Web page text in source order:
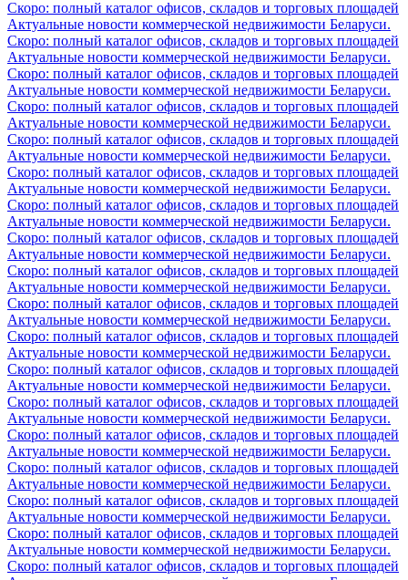
Скоро: полный каталог офисов, складов и торговых площадей
Актуальные новости коммерческой недвижимости Беларуси.
Скоро: полный каталог офисов, складов и торговых площадей
Актуальные новости коммерческой недвижимости Беларуси.
Скоро: полный каталог офисов, складов и торговых площадей
Актуальные новости коммерческой недвижимости Беларуси.
Скоро: полный каталог офисов, складов и торговых площадей
Актуальные новости коммерческой недвижимости Беларуси.
Скоро: полный каталог офисов, складов и торговых площадей
Актуальные новости коммерческой недвижимости Беларуси.
Скоро: полный каталог офисов, складов и торговых площадей
Актуальные новости коммерческой недвижимости Беларуси.
Скоро: полный каталог офисов, складов и торговых площадей
Актуальные новости коммерческой недвижимости Беларуси.
Скоро: полный каталог офисов, складов и торговых площадей
Актуальные новости коммерческой недвижимости Беларуси.
Скоро: полный каталог офисов, складов и торговых площадей
Актуальные новости коммерческой недвижимости Беларуси.
Скоро: полный каталог офисов, складов и торговых площадей
Актуальные новости коммерческой недвижимости Беларуси.
Скоро: полный каталог офисов, складов и торговых площадей
Актуальные новости коммерческой недвижимости Беларуси.
Скоро: полный каталог офисов, складов и торговых площадей
Актуальные новости коммерческой недвижимости Беларуси.
Скоро: полный каталог офисов, складов и торговых площадей
Актуальные новости коммерческой недвижимости Беларуси.
Скоро: полный каталог офисов, складов и торговых площадей
Актуальные новости коммерческой недвижимости Беларуси.
Скоро: полный каталог офисов, складов и торговых площадей
Актуальные новости коммерческой недвижимости Беларуси.
Скоро: полный каталог офисов, складов и торговых площадей
Актуальные новости коммерческой недвижимости Беларуси.
Скоро: полный каталог офисов, складов и торговых площадей
Актуальные новости коммерческой недвижимости Беларуси.
Скоро: полный каталог офисов, складов и торговых площадей